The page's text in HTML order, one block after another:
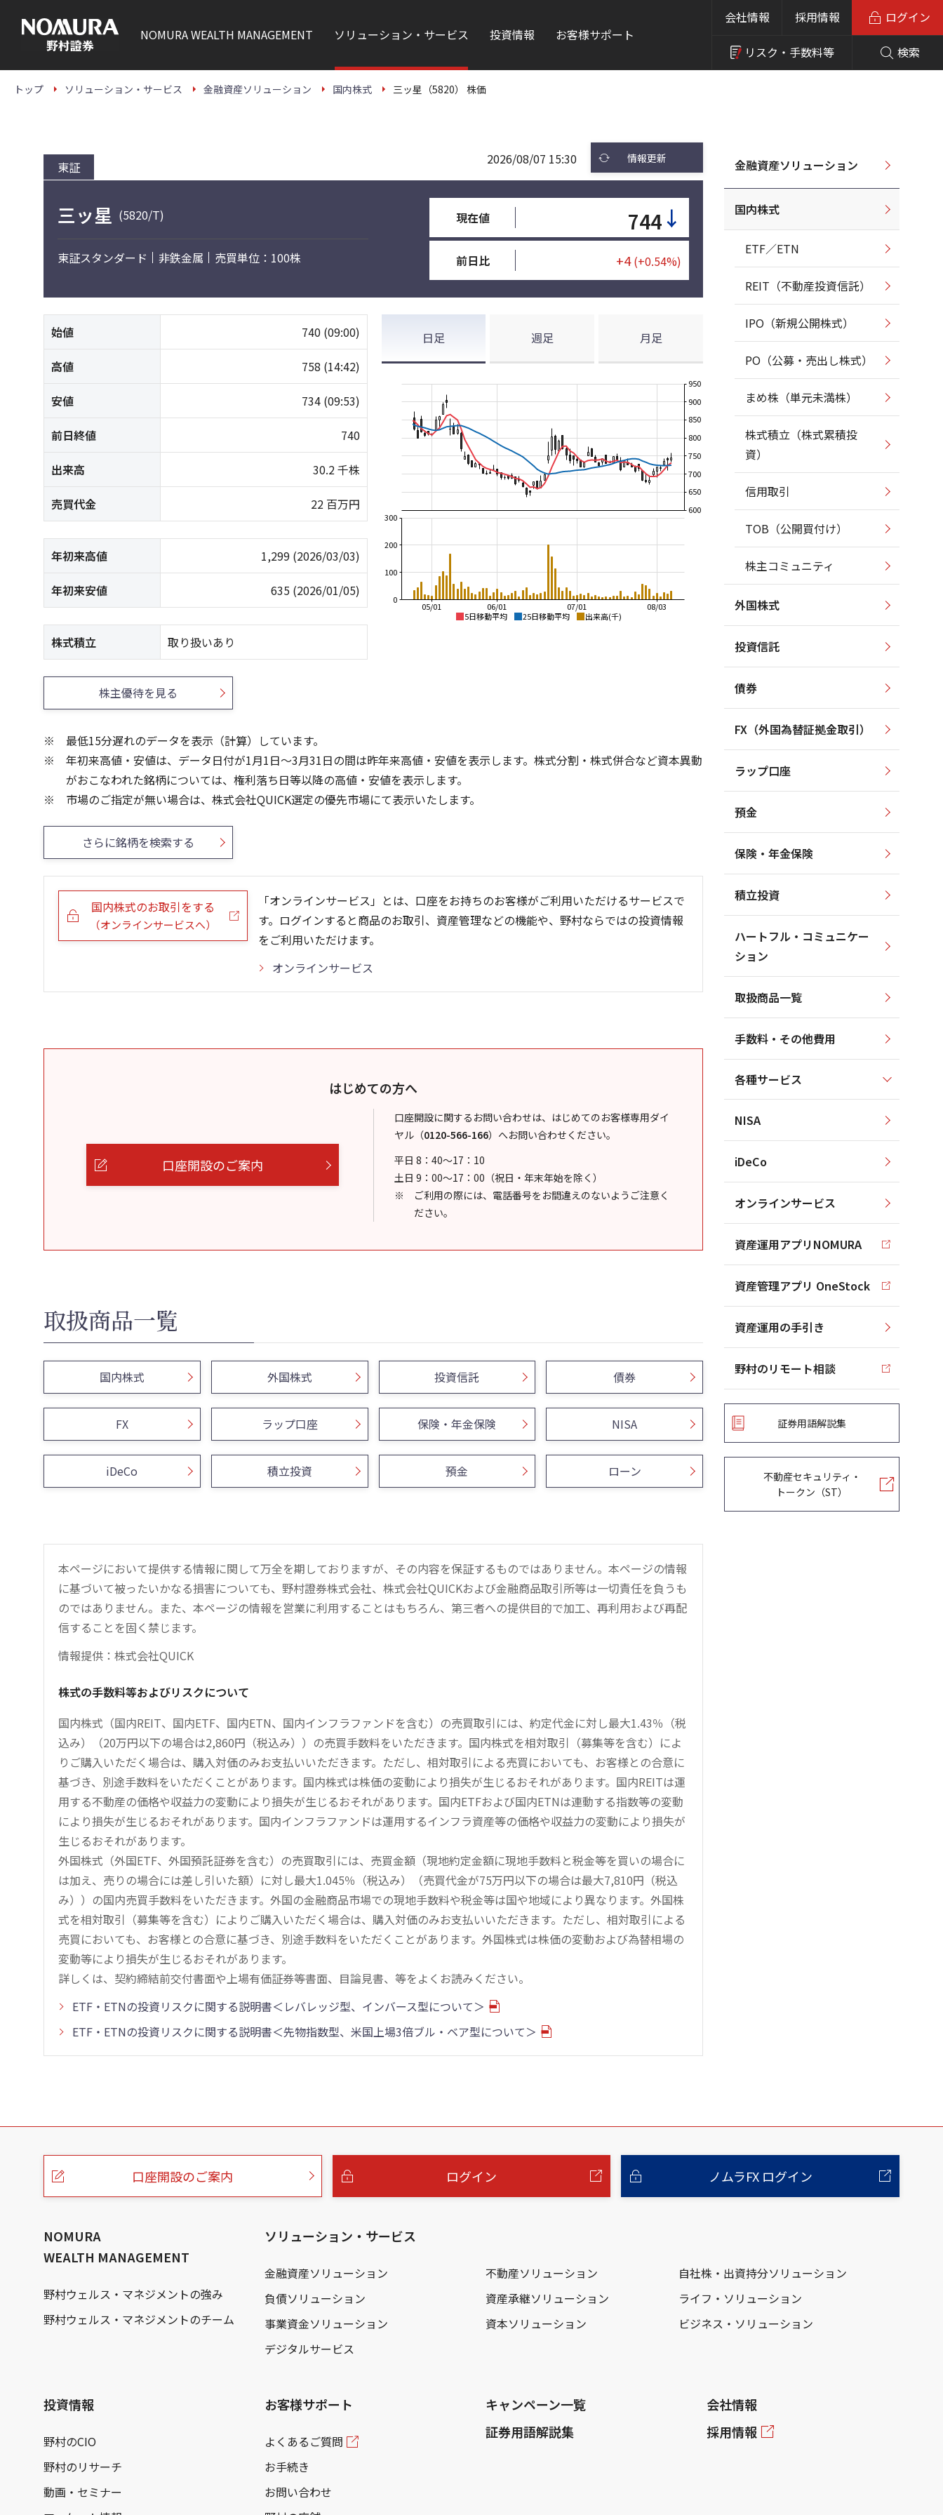
本
NOMURAWEALTH MANAGEMENT ソリューション・サービス 投資情報 お客様サポート
会社情報 採用情報
リスク・ 手数料等 検索
ログイン
トップ ソリューション・サービス 金融資産ソリューション 国内株式 三ッ星（5820） 株価
東証 2026/08/07 15:30 情報更新
三ッ星 (5820/T)
東証スタンダード 非鉄金属 売買単位：100株
現在値 744 ↓
前日比 +4(+0.54%)
始値 740 (09:00)
高値 758 (14:42)
安値 734 (09:53)
前日終値 740
出来高 30.2 千株
売買代金 22 百万円
年初来高値 1,299 (2026/03/03)
年初来安値 635 (2026/01/05)
株式積立 取り扱いあり
日足 週足 月足
5日移動平均 25日移動平均 出来高(千)
08/03
07/01
06/01
05/01
600
650
700
750
800
850
900
950
0
100
200
300
13週移動平均 26週移動平均 出来高(千)
700
200
300
5ヶ月移動平均 25ヶ月移動平均 出来高(千)
400
600
株主優待を見る
最低15分遅れのデータを表示（計算）しています。
年初来高値・安値は、データ日付が1月1日～3月31日の間は昨年来高値・安値を表示します。株式分割・株式併合など資本異動
がおこなわれた銘柄については、権利落ち日等以降の高値・安値を表示します。
市場のご指定が無い場合は、株式会社QUICK選定の優先市場にて表示いたします。
さらに銘柄を検索する
国内株式のお取引をする
（オンラインサービスへ）
「オンラインサービス」とは、口座をお持ちのお客様がご利用いただけるサービスで
す。ログインすると商品のお取引、資産管理などの機能や、野村ならではの投資情報
をご利用いただけます。
オンラインサービス
はじめての方へ
口座開設のご案内
口座開設に関するお問い合わせは、はじめてのお客様専用ダイ
ヤル （0120-566-166） へお問い合わせください。
平日 8：40～17：10
土日 9：00～17：00（祝日・年末年始を除く）
ご利用の際には、電話番号をお間違えのないようご注意く
ださい。
取扱商品一覧
国内株式 外国株式 投資信託 債券
FX ラップ口座 保険・年金保険 NISA
iDeCo 積立投資 預金 ローン
本ページにおいて提供する情報に関して万全を期しておりますが、その内容を保証するものではありません。本ページの情報
に基づいて被ったいかなる損害についても、野村證券株式会社、株式会社QUICKおよび金融商品取引所等は一切責任を負うも
のではありません。また、本ページの情報を営業に利用することはもちろん、第三者への提供目的で加工、再利用および再配
信することを固く禁じます。
情報提供：株式会社QUICK
株式の手数料等およびリスクについて
国内株式（国内REIT、国内ETF、国内ETN、国内インフラファンドを含む）の売買取引には、約定代金に対し最大1.43％（税
込み）（20万円以下の場合は2,860円（税込み））の売買手数料をいただきます。国内株式を相対取引（募集等を含む）によ
りご購入いただく場合は、購入対価のみお支払いいただきます。ただし、相対取引による売買においても、お客様との合意に
基づき、別途手数料をいただくことがあります。国内株式は株価の変動により損失が生じるおそれがあります。国内REITは運
用する不動産の価格や収益力の変動により損失が生じるおそれがあります。国内ETFおよび国内ETNは連動する指数等の変動
により損失が生じるおそれがあります。国内インフラファンドは運用するインフラ資産等の価格や収益力の変動により損失が
生じるおそれがあります。
外国株式（外国ETF、外国預託証券を含む）の売買取引には、売買金額（現地約定金額に現地手数料と税金等を買いの場合に
は加え、売りの場合には差し引いた額）に対し最大1.045％（税込み）（売買代金が75万円以下の場合は最大7,810円（税込
み））の国内売買手数料をいただきます。外国の金融商品市場での現地手数料や税金等は国や地域により異なります。外国株
式を相対取引（募集等を含む）によりご購入いただく場合は、購入対価のみお支払いいただきます。ただし、相対取引による
売買においても、お客様との合意に基づき、別途手数料をいただくことがあります。外国株式は株価の変動および為替相場の
変動等により損失が生じるおそれがあります。
詳しくは、契約締結前交付書面や上場有価証券等書面、目論見書、等をよくお読みください。
ETF・ETNの投資リスクに関する説明書＜レバレッジ型、インバース型について＞
ETF・ETNの投資リスクに関する説明書＜先物指数型、米国上場3倍ブル・ベア型について＞
金融資産ソリューション
国内株式
ETF／ETN
REIT（不動産投資信託）
IPO（新規公開株式）
PO（公募・売出し株式）
まめ株（単元未満株）
株式積立（株式累積投
資）
信用取引
TOB（公開買付け）
株主コミュニティ
外国株式
投資信託
債券
FX（外国為替証拠金取引）
ラップ口座
預金
保険・年金保険
積立投資
ハートフル・コミュニケー
ション
取扱商品一覧
手数料・その他費用
各種サービス
NISA
iDeCo
オンラインサービス
資産運用アプリNOMURA
資産管理アプリ OneStock
資産運用の手引き
野村のリモート相談
証券用語解説集
不動産セキュリティ・
トークン（ST）
こ
口座開設のご案内 ログイン ノムラFX ログイン
NOMURA
WEALTH MANAGEMENT
野村ウェルス・マネジメントの強み
野村ウェルス・マネジメントのチーム
ソリューション・サービス
金融資産ソリューション 不動産ソリューション
自社株・出資持分ソリューション
負債ソリューション
資産承継ソリューション
ライフ・ソリューション
事業資金ソリューション
資本ソリューション
ビジネス・ソリューション
デジタルサービス
投資情報
野村のCIO
野村のリサーチ
動画・セミナー
お客様サポート
よくあるご質問
お手続き
お問い合わせ
キャンペーン一覧
証券用語解説集
会社情報
採用情報